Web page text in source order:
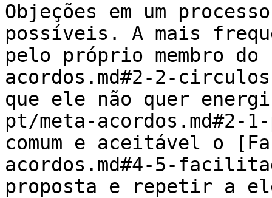
Objeções em um
possíveis. A mais
pelo próprio membro
acordos.md#2-2-
que ele não quer
pt/meta-acordos.md#2-
comum e aceitável o
acordos.md#4-5-
proposta e repetir a